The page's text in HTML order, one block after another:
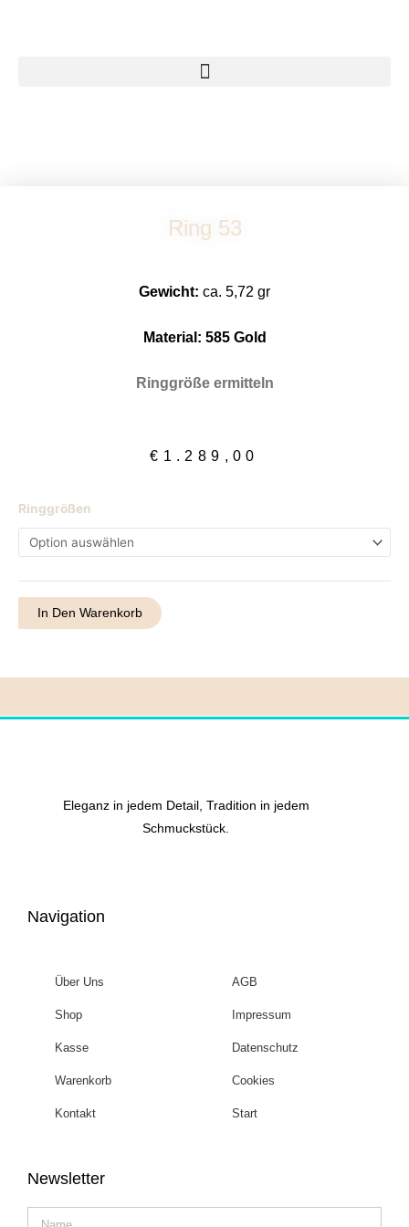
Ring 53
Gewicht: ca. 5,72 gr
Material: 585 Gold
Ringgröße ermitteln
€ 1.289,00
Ringgrößen
Ring
53
Menge
In Den Warenkorb
Eleganz in jedem Detail, Tradition in jedem
Schmuckstück.
Navigation
Über Uns
Shop
Kasse
Warenkorb
Kontakt
AGB
Impressum
Datenschutz
Cookies
Start
Newsletter